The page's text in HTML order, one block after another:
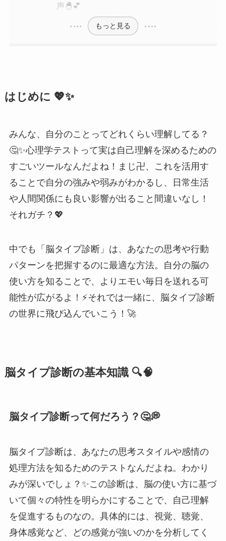
声🐣💕
もっと見る
はじめに 💖✨
みんな、自分のことってどれくらい理解してる？
🤔✨心理学テストって実は自己理解を深めるための
すごいツールなんだよね！まじ卍、これを活用す
ることで自分の強みや弱みがわかるし、日常生活
や人間関係にも良い影響が出ること間違いなし！
それガチ？💖
中でも「脳タイプ診断」は、あなたの思考や行動
パターンを把握するのに最適な方法。自分の脳の
使い方を知ることで、よりエモい毎日を送れる可
能性が広がるよ！⚡️それでは一緒に、脳タイプ診断
の世界に飛び込んでいこう！🚀
脳タイプ診断の基本知識 🔍🧠
脳タイプ診断って何だろう？🤔💭
脳タイプ診断は、あなたの思考スタイルや感情の
処理方法を知るためのテストなんだよね。わかり
みが深いでしょ？✨この診断は、脳の使い方に基づ
いて個々の特性を明らかにすることで、自己理解
を促進するものなの。具体的には、視覚、聴覚、
身体感覚など、どの感覚が強いのかを分析してく